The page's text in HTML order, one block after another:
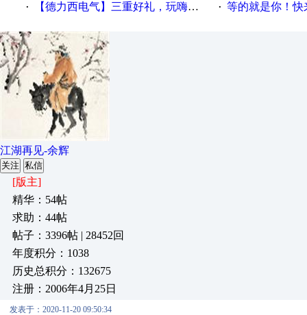
· 【德力西电气】三重好礼，玩嗨夏日！ · 等的就是你！快来
江湖再见-余辉
关注 私信
[版主]
精华：54帖
求助：44帖
帖子：3396帖 | 28452回
年度积分：1038
历史总积分：132675
注册：2006年4月25日
发表于：2020-11-20 09:50:34